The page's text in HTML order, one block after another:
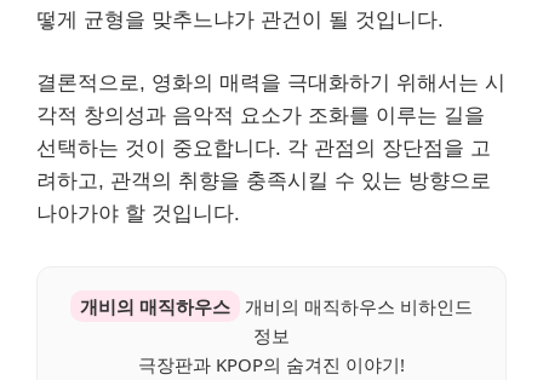
떻게 균형을 맞추느냐가 관건이 될 것입니다.
결론적으로, 영화의 매력을 극대화하기 위해서는 시
각적 창의성과 음악적 요소가 조화를 이루는 길을
선택하는 것이 중요합니다. 각 관점의 장단점을 고
려하고, 관객의 취향을 충족시킬 수 있는 방향으로
나아가야 할 것입니다.
개비의 매직하우스
개비의 매직하우스 비하인드
정보
극장판과 KPOP의 숨겨진 이야기!